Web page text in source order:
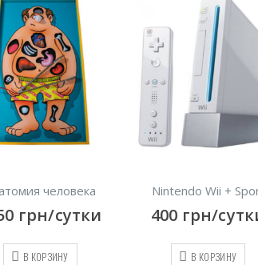
сутки
Nintendo Wii + Sport
грн/сутки
В КОРЗИНУ